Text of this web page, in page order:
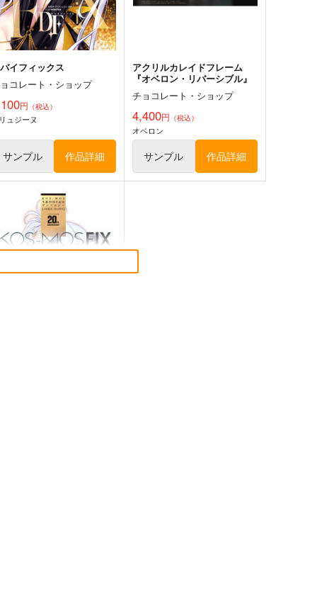
サンプル 作品詳細
ザ・グレート・ベンケー
拷問の時間です トーチ
姫様拷問の時間です 姫 防水
バイフィックス
コレート・ショップ
円 （税込）
ュジーヌ
サンプル 作品詳細
アクリルカレイドフレーム
『オベロン・リバーシブル』
チョコレート・ショップ
4,400円 （税込）
オベロン
サンプル 作品詳細